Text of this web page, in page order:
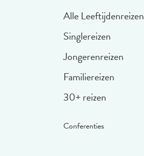
Alle Leeftijdenreizen
Singlereizen
Jongerenreizen
Familiereizen
30+ reizen
Conferenties